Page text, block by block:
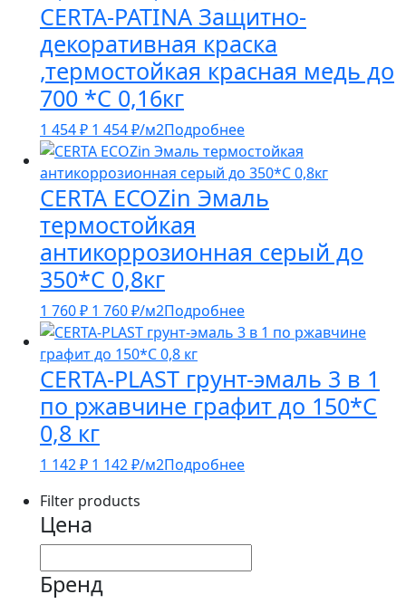
CERTA-PATINA Защитно-
декоративная краска
,термостойкая красная медь до
700 *С 0,16кг
1 454₽ 1 454₽/м2Подробнее
CERTA ECOZin Эмаль
термостойкая
антикоррозионная серый до
350*С 0,8кг
1 760₽ 1 760₽/м2Подробнее
CERTA-PLAST грунт-эмаль 3 в 1
по ржавчине графит до 150*С
0,8 кг
1 142₽ 1 142₽/м2Подробнее
Filter products
Цена
Бренд